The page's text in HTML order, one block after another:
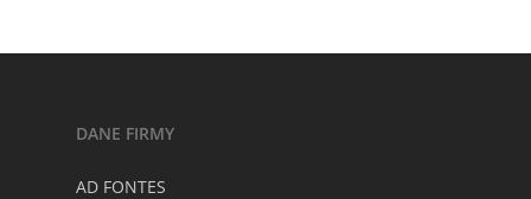
DANE FIRMY
AD FONTES